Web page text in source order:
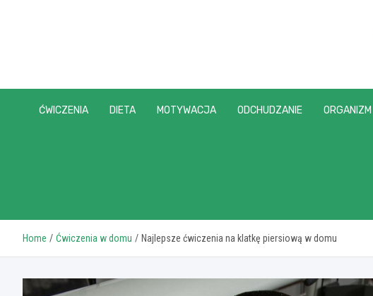
ĆWICZENIA DIETA MOTYWACJA ODCHUDZANIE ORGANIZM
Home Ćwiczenia w domu Najlepsze ćwiczenia na klatkę piersiową w domu